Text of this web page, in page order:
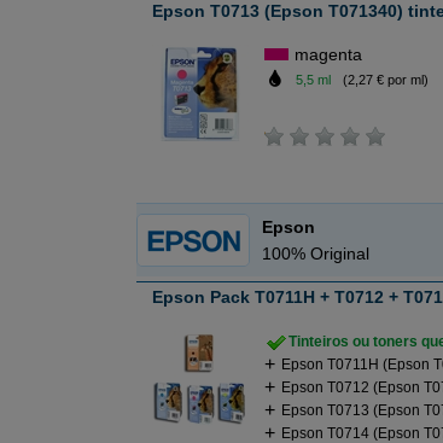
Epson T0713 (Epson T071340)
magenta
5,5 ml (2,27 € por ml)
Epson
100% Original
Epson Pack T0711H + T0712 +
Tinteiros ou toners
Epson T0711H (Epson
Epson T0712 (Epson
Epson T0713 (Epson
Epson T0714 (Epson